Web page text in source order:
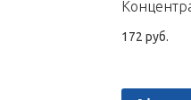
172 руб.